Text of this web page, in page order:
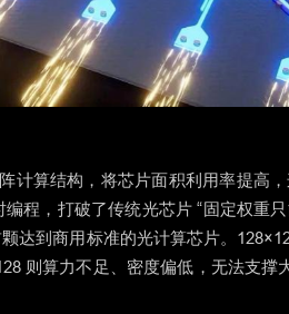
计算结构，将芯片面积利用率提高
程，打破了传统光芯片 “固定权重
达到商用标准的光计算芯片。
则算力不足、密度偏低，无法支撑